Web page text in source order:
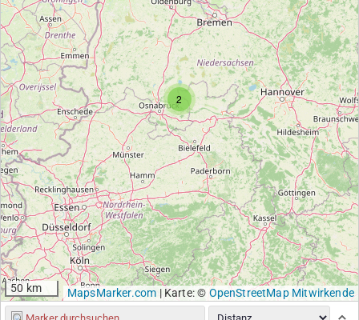
2
50 km MapsMarker.com |Karte: © OpenStreetMap Mitwirkende